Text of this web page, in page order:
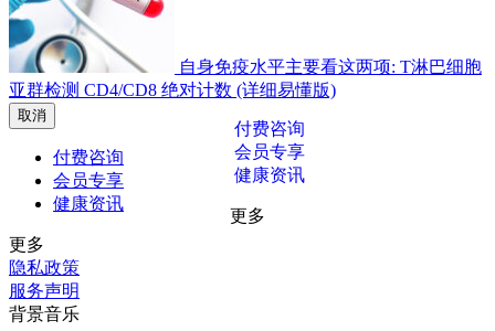
自身免疫水平主要看这两项: T淋巴细胞
亚群检测 CD4/CD8 绝对计数 (详细易懂版)
取消
付费咨询
付费咨询
会员专享
会员专享
健康资讯
健康资讯
更多
更多
隐私政策
服务声明
背景音乐